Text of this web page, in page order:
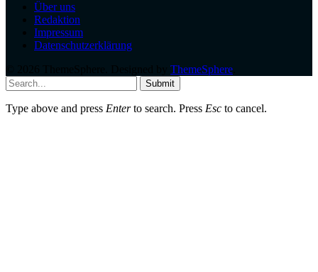
Über uns
Redaktion
Impressum
Datenschutzerklärung
ThemeSphere
Submit
Type above and press Enterto search. Press Esc to cancel.